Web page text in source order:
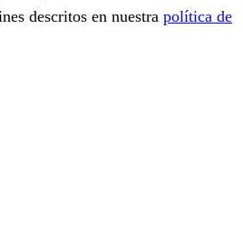
descritos en nuestra política de